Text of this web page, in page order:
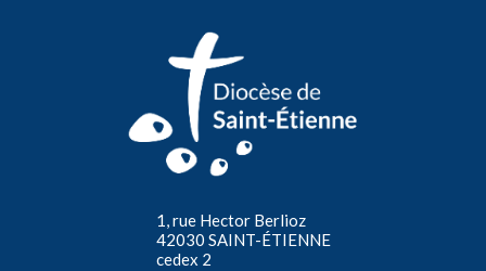
1, rue Hector Berlioz
42030 SAINT-ÉTIENNE
cedex 2